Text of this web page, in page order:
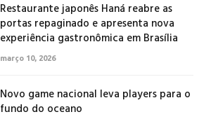
Restaurante japonês Haná reabre as
portas repaginado e apresenta nova
experiência gastronômica em Brasília
março 10, 2026
Novo game nacional leva players para o
fundo do oceano